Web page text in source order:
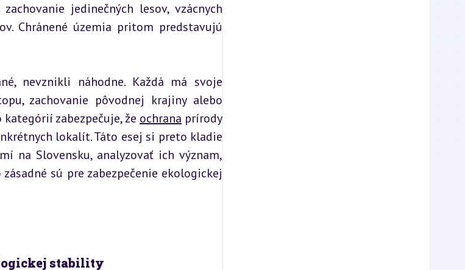
jedinečných lesov, vzácnych
Chránené územia pritom predstavujú
nevznikli náhodne. Každá má svoje
zachovanie pôvodnej krajiny alebo
zabezpečuje, že ochrana prírody
lokalít. Táto esej si preto kladie
na Slovensku, analyzovať ich význam,
sú pre zabezpečenie ekologickej
stability